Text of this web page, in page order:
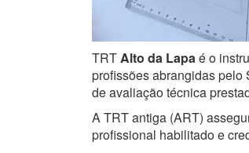
TRTAlto da Lapaé o
profissões abrangidas pelo
de avaliação técnica
A TRT antiga (ART)
profissional habilitado e